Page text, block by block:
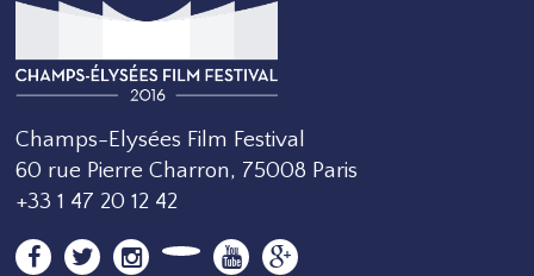
Champs-Elysées Film Festival
60 rue Pierre Charron, 75008 Paris
+33 1 47 20 12 42